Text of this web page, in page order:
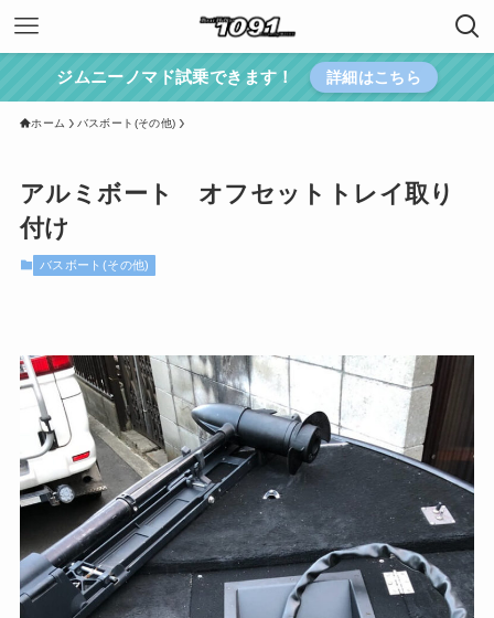
ジムニーノマド試乗できます！ 詳細はこちら
ホーム バスボート(その他)
アルミボート オフセットトレイ取り
付け
バスボート(その他)